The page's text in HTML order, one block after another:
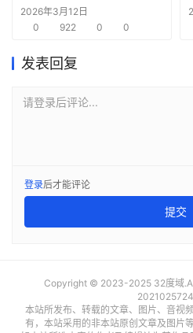
AI“毁掉”
2026年3月12日
0
922 0 0
发表回复
请登录后评论...
登录后才能评论
提交
Copyright © 2023-2025 32度域
本站所发布、转载的文章、图片、音视
有，本站采用的非本站原创文章及图片